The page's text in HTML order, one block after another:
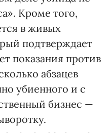
Кроме того,
в живых
подтверждает
показания против
абзацев
убиенного и с
бизнес —